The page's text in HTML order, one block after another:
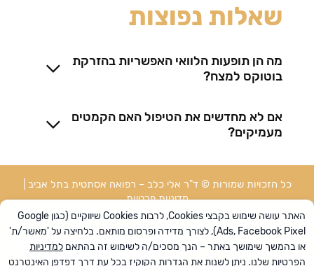
שאלות נפוצות
מה הן תופעות הלוואי האפשריות בהזרקת
בוטוקס למצח?
אם לא מחדשים את הטיפול האם הקמטים
מעמיקים?
כל הזכויות שמורות © ד"ר אלי כלב – רפואה אסתטית בתל אביב |
מדיניות פרטיות
השירות באתר מיועד לבגירים מעל גיל 18 בלבד. הקליניקה אינה אוספת
מידע מקטינים ביודעין, וכל מידע שיימסר על ידי קטין יימחק.
השימוש באתר מהווה הסכמה למדיניות הפרטיות ולתנאי השימוש כפי
שמפורטים באתר. אם אינך מסכים/ה – אנא הימנע/י משימוש באתר.
האתר עושה שימוש בקבצי Cookies, לרבות Cookies שיווקיים (כגון Google
Ads, Facebook Pixel), לצורך מדידה ופרסום מותאם. בלחיצה על 'מאשר/ת'
או בהמשך שימושך באתר – הנך מסכים/ה לשימוש זה בהתאם למדיניות
הפרטיות שלנו. ניתן לשנות את הגדרות הקוקיז בכל עת דרך דפדפן האינטרנט